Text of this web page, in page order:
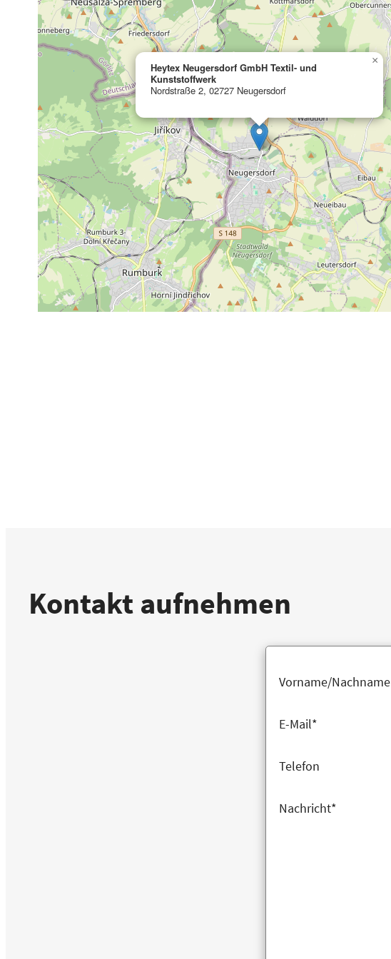
Heytex Neugersdorf GmbH Textil- und
Kunststoffwerk
Nordstraße 2, 02727 Neugersdorf
×
Kontakt aufnehmen
Vorname/Nachname
E-Mail*
Telefon
Nachricht*